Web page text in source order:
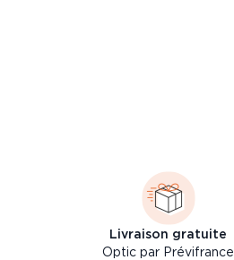
Livraison gratuite
Optic par Prévifrance